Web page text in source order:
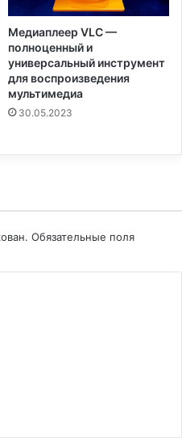
Медиаплеер VLC —
полноценный и
универсальный инструмент
для воспроизведения
мультимедиа
30.05.2023
Обязательные поля